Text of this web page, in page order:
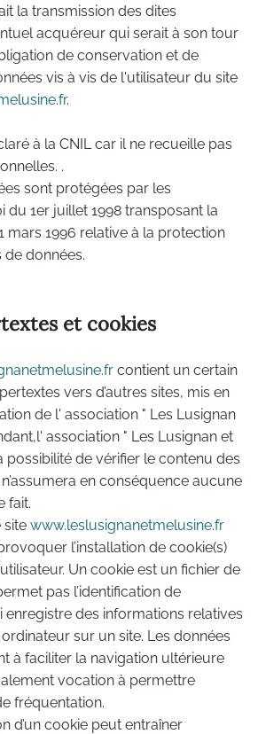
la transmission des dites
acquéreur qui serait à son tour
de conservation et de
vis à vis de l'utilisateur du site
.
à la CNIL car il ne recueille pas
.
sont protégées par les
du 1er juillet 1998 transposant la
mars 1996 relative à la protection
données.
et cookies
contient un certain
vers d’autres sites, mis en
de l' association " Les Lusignan
association " Les Lusignan et
possibilité de vérifier le contenu des
en conséquence aucune
fait.
site www.leslusignanetmelusine.fr
l’installation de cookie(s)
Un cookie est un fichier de
pas l’identification de
enregistre des informations relatives
ordinateur sur un site. Les données
à faciliter la navigation ultérieure
vocation à permettre
fréquentation.
d’un cookie peut entraîner